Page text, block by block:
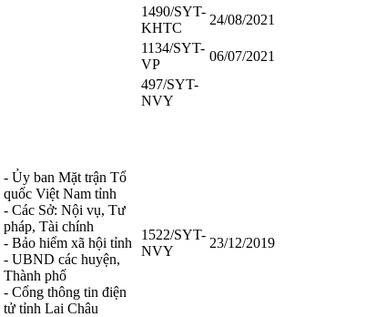
1490/SYT-
KHTC
24/08/2021
1134/SYT-
VP
06/07/2021
497/SYT-
NVY
- Ủy ban Mặt trận Tổ
quốc Việt Nam tỉnh
- Các Sở: Nội vụ, Tư
pháp, Tài chính
- Bảo hiểm xã hội tỉnh
- UBND các huyện,
Thành phố
- Cổng thông tin điện
tử tỉnh Lai Châu
1522/SYT-
NVY
23/12/2019